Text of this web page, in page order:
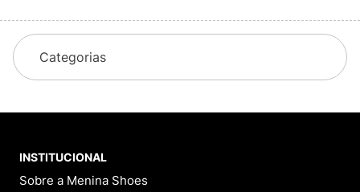
Categorias
INSTITUCIONAL
Sobre a Menina Shoes